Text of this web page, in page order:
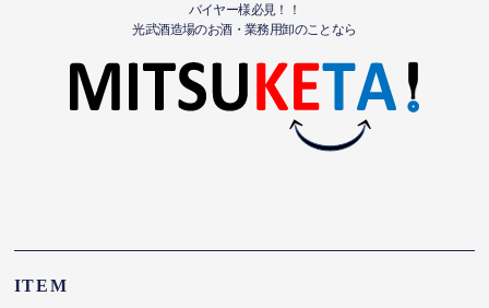
バイヤー様必見！！
光武酒造場のお酒・業務用卸のことなら
ITEM